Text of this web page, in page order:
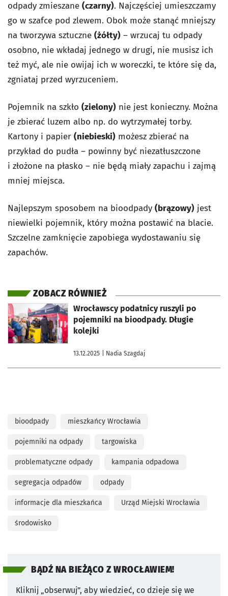
odpady zmieszane (czarny). Najczęściej umieszczamy
go w szafce pod zlewem. Obok może stanąć mniejszy
na tworzywa sztuczne (żółty) – wrzucaj tu odpady
osobno, nie wkładaj jednego w drugi, nie musisz ich
też myć, ale nie owijaj ich w woreczki, te które się da,
zgniataj przed wyrzuceniem.
Pojemnik na szkło (zielony) nie jest konieczny. Można
je zbierać luzem albo np. do wytrzymałej torby.
Kartony i papier (niebieski) możesz zbierać na
przykład do pudła – powinny być niezatłuszczone
i złożone na płasko – nie będą miały zapachu i zajmą
mniej miejsca.
Najlepszym sposobem na bioodpady (brązowy) jest
niewielki pojemnik, który można postawić na blacie.
Szczelne zamknięcie zapobiega wydostawaniu się
zapachów.
ZOBACZ RÓWNIEŻ
Wrocławscy podatnicy ruszyli po
pojemniki na bioodpady. Długie
kolejki
13.12.2025 | Nadia Szagdaj
otworzy się w nowej karcie
bioodpady mieszkańcy Wrocławia
pojemniki na odpady targowiska
problematyczne odpady kampania odpadowa
segregacja odpadów odpady
informacje dla mieszkańca Urząd Miejski Wrocławia
środowisko
BĄDŹ NA BIEŻĄCO Z WROCŁAWIEM!
Kliknij „obserwuj”, aby wiedzieć, co dzieje się we